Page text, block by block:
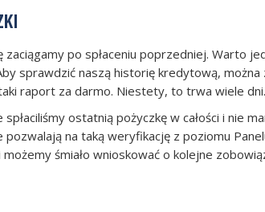
po spłaceniu poprzedniej. Warto
sprawdzić naszą historię kredytową,
raport za darmo. Niestety, to trwa wiele
ostatnią pożyczkę w całości i nie
na taką weryfikację z poziomu
śmiało wnioskować o kolejne